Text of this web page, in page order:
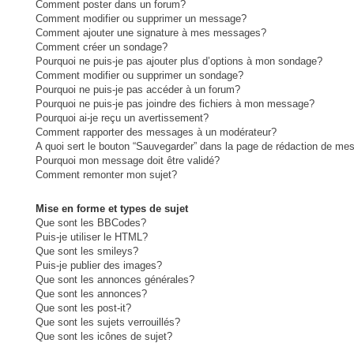
Comment poster dans un forum?
Comment modifier ou supprimer un message?
Comment ajouter une signature à mes messages?
Comment créer un sondage?
Pourquoi ne puis-je pas ajouter plus d’options à mon sondage?
Comment modifier ou supprimer un sondage?
Pourquoi ne puis-je pas accéder à un forum?
Pourquoi ne puis-je pas joindre des fichiers à mon message?
Pourquoi ai-je reçu un avertissement?
Comment rapporter des messages à un modérateur?
A quoi sert le bouton “Sauvegarder” dans la page de rédaction de
Pourquoi mon message doit être validé?
Comment remonter mon sujet?
Mise en forme et types de sujet
Que sont les BBCodes?
Puis-je utiliser le HTML?
Que sont les smileys?
Puis-je publier des images?
Que sont les annonces générales?
Que sont les annonces?
Que sont les post-it?
Que sont les sujets verrouillés?
Que sont les icônes de sujet?